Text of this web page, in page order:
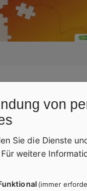
Latein-Lektüre.
Latein) mit E-
E-Book
E-BOOK+
von
Sie die Dienste
Für weitere
(immer